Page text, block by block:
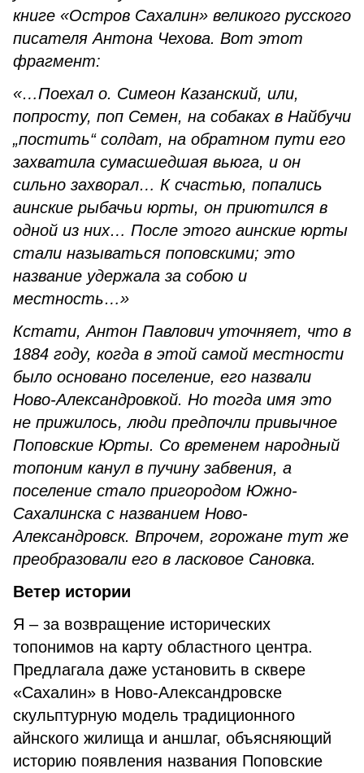
книге «Остров Сахалин» великого русского
писателя Антона Чехова. Вот этот
фрагмент:
«…Поехал о. Симеон Казанский, или,
попросту, поп Семен, на собаках в Найбучи
„постить“ солдат, на обратном пути его
захватила сумасшедшая вьюга, и он
сильно захворал… К счастью, попались
аинские рыбачьи юрты, он приютился в
одной из них… После этого аинские юрты
стали называться поповскими; это
название удержала за собою и
местность…»
Кстати, Антон Павлович уточняет, что в
1884 году, когда в этой самой местности
было основано поселение, его назвали
Ново-Александровкой. Но тогда имя это
не прижилось, люди предпочли привычное
Поповские Юрты. Со временем народный
топоним канул в пучину забвения, а
поселение стало пригородом Южно-
Сахалинска с названием Ново-
Александровск. Впрочем, горожане тут же
преобразовали его в ласковое Сановка.
Ветер истории
Я – за возвращение исторических
топонимов на карту областного центра.
Предлагала даже установить в сквере
«Сахалин» в Ново-Александровске
скульптурную модель традиционного
айнского жилища и аншлаг, объясняющий
историю появления названия Поповские